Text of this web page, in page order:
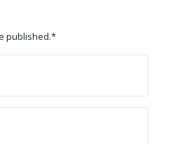
published.*